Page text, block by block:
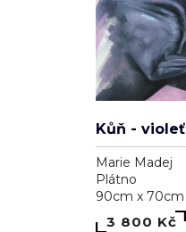
Kůň - violeť
Marie Madej
Plátno
90cm x 70cm
3 800 Kč